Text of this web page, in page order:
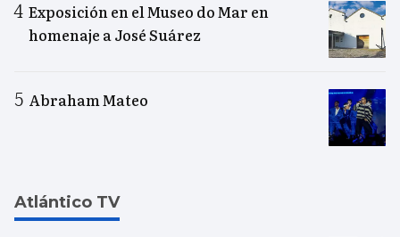
Exposición en el Museo do Mar en
homenaje a José Suárez
Abraham Mateo
Atlántico TV